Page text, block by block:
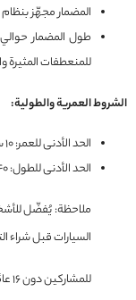
المضمار مجهّز
للمنعطفات المثيرة
الشروط العمرية والطولية:
الحد الأدنى للعمر: ١٠ سنوات
الحد الأدنى للطول: ١٤٠ سم
ملاحظة: يُفضّل
السيارات قبل شراء
للمشاركين دون ١٦ عامًا، يشترط حضور أحد الوالدين أو الوصي.